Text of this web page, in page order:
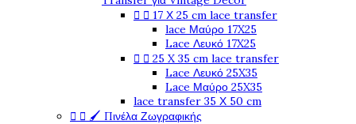
  17 Χ 25 cm lace transfer
lace Μαύρο 17X25
Lace Λευκό 17X25
  25 X 35 cm lace transfer
Lace Λευκό 25X35
Lace Μαύρο 25X35
lace transfer 35 Χ 50 cm
  🖌️ Πινέλα Ζωγραφικής